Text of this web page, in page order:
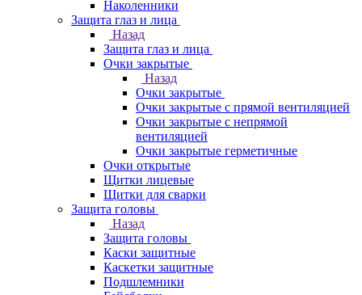
Наколенники
Защита глаз и лица
Назад
Защита глаз и лица
Очки закрытые
Назад
Очки закрытые
Очки закрытые с прямой вентиляцией
Очки закрытые с непрямой
вентиляцией
Очки закрытые герметичные
Очки открытые
Щитки лицевые
Щитки для сварки
Защита головы
Назад
Защита головы
Каски защитные
Каскетки защитные
Подшлемники